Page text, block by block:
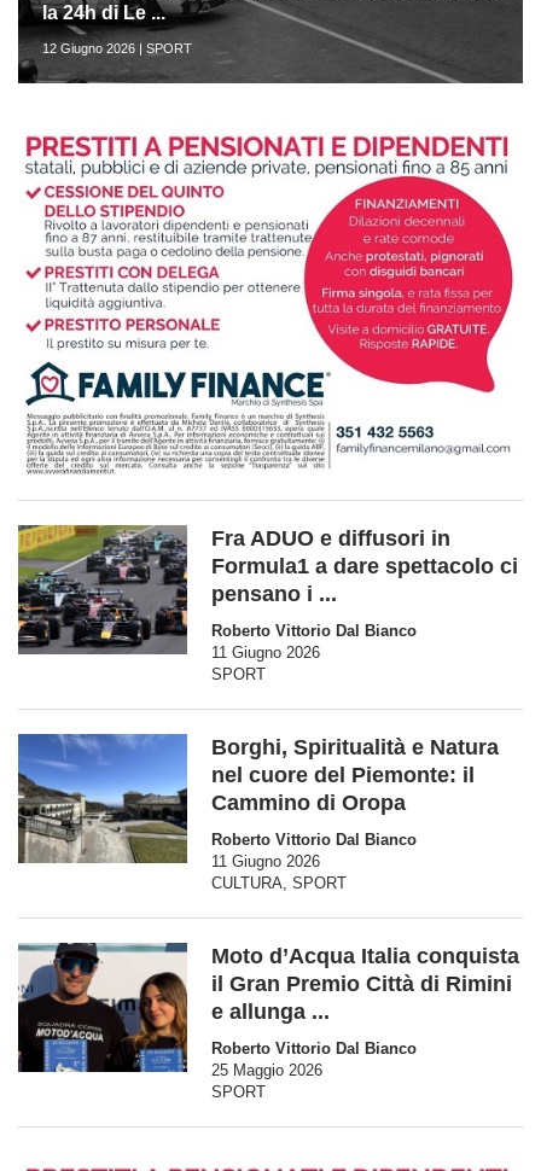
la 24h di Le ...
12 Giugno 2026 | SPORT
Fra ADUO e diffusori in
Formula1 a dare spettacolo ci
pensano i ...
Roberto Vittorio Dal Bianco
11 Giugno 2026
SPORT
Borghi, Spiritualità e Natura
nel cuore del Piemonte: il
Cammino di Oropa
Roberto Vittorio Dal Bianco
11 Giugno 2026
CULTURA SPORT
Moto d’Acqua Italia conquista
il Gran Premio Città di Rimini
e allunga ...
Roberto Vittorio Dal Bianco
25 Maggio 2026
SPORT